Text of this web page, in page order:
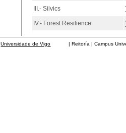
III.- Silvics
IV.- Forest Resilience
Universidade de Vigo | Reitoría | Campus